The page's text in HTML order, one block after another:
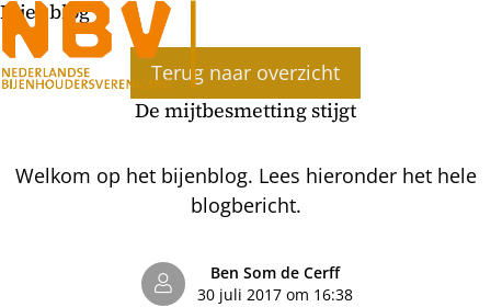
Bijenblog
Terug naar overzicht
De mijtbesmetting stijgt
Welkom op het bijenblog. Lees hieronder het hele
blogbericht.
Ben Som de Cerff
30 juli 2017 om 16:38